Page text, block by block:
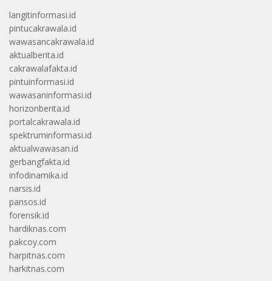
langitinformasi.id
pintucakrawala.id
wawasancakrawala.id
aktualberita.id
cakrawalafakta.id
pintuinformasi.id
wawasaninformasi.id
horizonberita.id
portalcakrawala.id
spektruminformasi.id
aktualwawasan.id
gerbangfakta.id
infodinamika.id
narsis.id
pansos.id
forensik.id
hardiknas.com
pakcoy.com
harpitnas.com
harkitnas.com